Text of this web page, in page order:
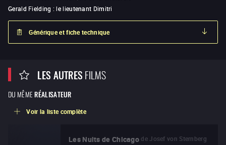
Gerald Fielding :le lieutenant Dimitri
Générique et fiche technique
LES AUTRESFILMS
DU MÊME RÉALISATEUR
Voir la liste complète
Les Nuits de Chicago de Josef von Sternberg